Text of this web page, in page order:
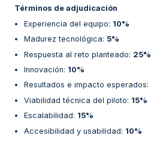
Términos de adjudicación
Experiencia del equipo: 10%
Madurez tecnológica: 5%
Respuesta al reto planteado: 25%
Innovación: 10%
Resultados e impacto esperados:
Viabilidad técnica del piloto: 15%
Escalabilidad: 15%
Accesibilidad y usabilidad: 10%